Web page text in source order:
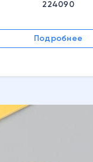
224090
Подробнее